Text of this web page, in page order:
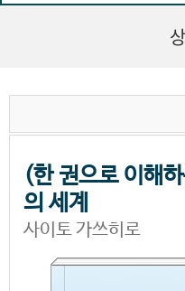
)
(한 권으로 이해
의 세계
사이토 가쓰히로